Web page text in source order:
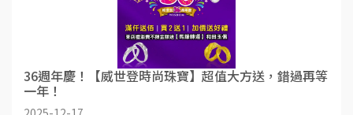
36週年慶！【威世登時尚珠寶】超值大方送，錯過再等
一年！